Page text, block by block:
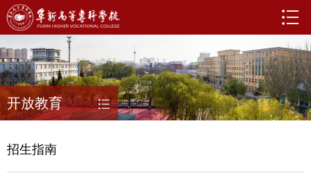
开放教育
招生指南